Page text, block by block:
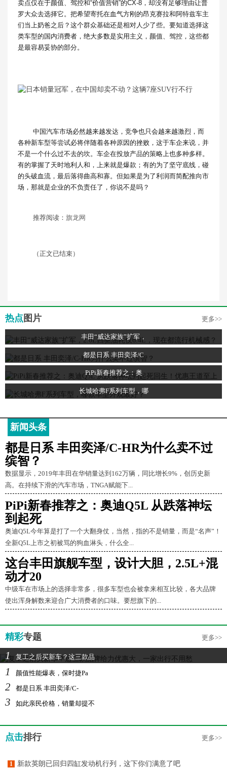
卖点仅在于颜值、驾控和“价值营销”的CX-8，却没有足够理由让普
罗大众去选择它。把希望寄托在血气方刚的昂克赛拉和阿特兹车主
们当上奶爸之后？这个群众基础还是相对人少了些。要知道选择这
类车型的国内消费者，绝大多数是实用主义，颜值、驾控，这些都
是最容易妥协的部分。
中国汽车市场必然越来越发达，竞争也只会越来越激烈，而
各种新车型等尝试必将伴随着各种原因的挫败，这于车企来说，并
不是一个什么过不去的坎。车企在投放产品的策略上也多种多样。
有的掌握了天时地利人和，上来就是爆款；有的为了坚守底线，碰
的头破血流，最后落得曲高和寡。但如果是为了利润而简配推向市
场，那就是企业的不负责任了，你说不是吗？
推荐阅读： 旗龙网
（正文已结束）
热点 图片 更多>>
丰田“威达家族”扩军，
都是日系 丰田奕泽/C
PiPi新春推荐之：奥
长城哈弗F系列车型，哪
新闻头条
都是日系 丰田奕泽/C-HR为什么卖不过
缤智？
数据显示，2019年丰田在华销量达到162万辆，同比增长9%，创历史新
高。在持续下滑的汽车市场，TNGA赋能下...
PiPi新春推荐之：奥迪Q5L 从跌落神坛
到起死
奥迪Q5L今年算是打了一个大翻身仗，当然，指的不是销量，而是“名声”！
全新Q5L上市之初被骂的狗血淋头，什么全...
这台丰田旗舰车型，设计大胆，2.5L+混
动才20
中级车在市场上的选择非常多，很多车型也会被拿来相互比较，各大品牌
使出浑身解数来迎合广大消费者的口味。要想旗下的...
精彩专题 更多>>
1 复工之后买新车？这三款品
1 颜值性能爆表，保时捷Pa
2 都是日系 丰田奕泽/C-
3 如此亲民价格，销量却提不
点击排行 更多>>
1 新款英朗已回归四缸发动机行列，这下你们满意了吧